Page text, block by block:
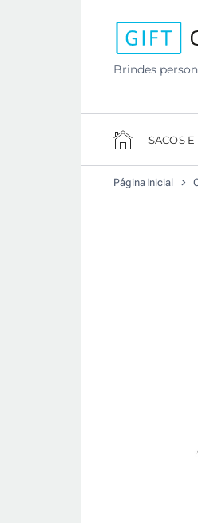
Brindes
SACOS
Página Inicial